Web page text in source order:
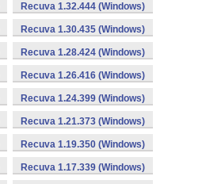
Recuva 1.32.444 (Windows)
Recuva 1.30.435 (Windows)
Recuva 1.28.424 (Windows)
Recuva 1.26.416 (Windows)
Recuva 1.24.399 (Windows)
Recuva 1.21.373 (Windows)
Recuva 1.19.350 (Windows)
Recuva 1.17.339 (Windows)